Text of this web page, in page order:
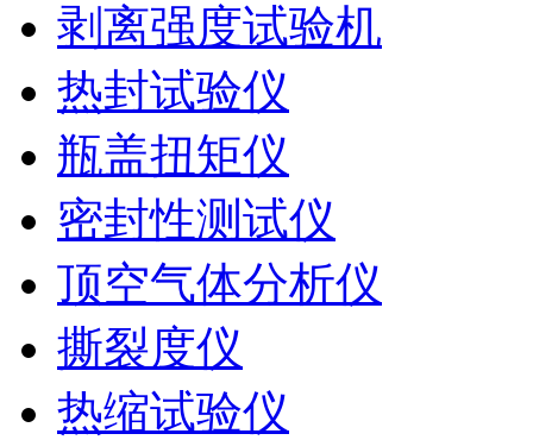
剥离强度试验机
热封试验仪
瓶盖扭矩仪
密封性测试仪
顶空气体分析仪
撕裂度仪
热缩试验仪